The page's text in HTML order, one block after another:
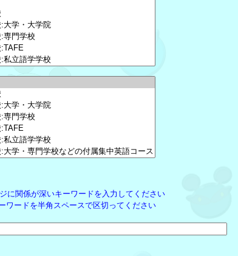
に関係が深いキーワードを入力してください
ワードを半角スペースで区切ってください